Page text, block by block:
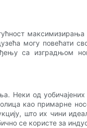
максимизирања
могу повећати
са изградњом
Неки од
као примарне
што их чини
се користе за